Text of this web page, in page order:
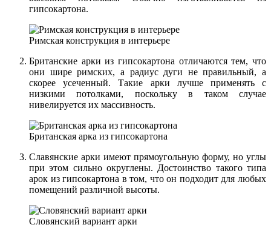
гипсокартона.
Римская конструкция в интерьере
Британские арки из гипсокартона отличаются тем, что
они шире римских, а радиус дуги не правильный, а
скорее усеченный. Такие арки лучше применять с
низкими потолками, поскольку в таком случае
нивелируется их массивность.
Британская арка из гипсокартона
Славянские арки имеют прямоугольную форму, но углы
при этом сильно округлены. Достоинство такого типа
арок из гипсокартона в том, что он подходит для любых
помещений различной высоты.
Словянский вариант арки